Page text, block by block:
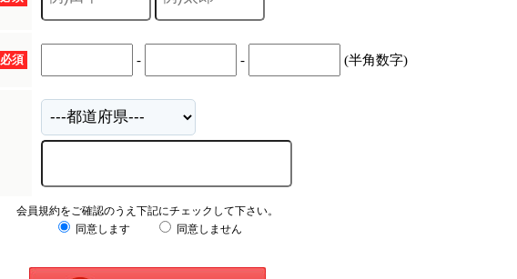
必須 - - (半角数字)
会員規約をご確認のうえ下記にチェックして下さい。
同意します
同意しません